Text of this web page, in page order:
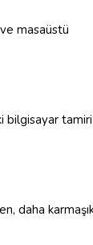
masaüstü
bilgisayar tamiri
daha